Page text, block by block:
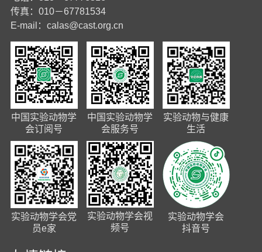
传真：010－67781534
E-mail： calas@cast.org.cn
中国实验动物学
会订阅号
中国实验动物学
会服务号
实验动物与健康
生活
实验动物学会党
员e家
实验动物学会视
频号
实验动物学会
抖音号